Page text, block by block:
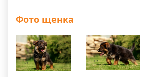
Фото щенка